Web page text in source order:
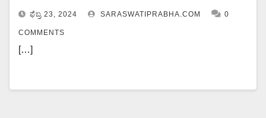
ಫೆಬ್ರ 23, 2024 SARASWATIPRABHA.COM 0
COMMENTS
[…]